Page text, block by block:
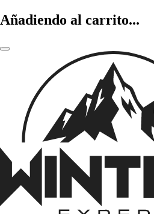
Añadiendo al carrito...